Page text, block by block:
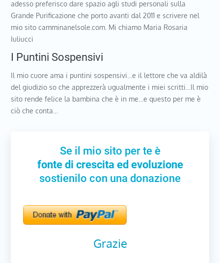
adesso preferisco dare spazio agli studi personali sulla
Grande Purificazione che porto avanti dal 2011 e scrivere nel
mio sito camminanelsole.com. Mi chiamo Maria Rosaria
Iuliucci
I Puntini Sospensivi
Il mio cuore ama i puntini sospensivi…e il lettore che va aldilà
del giudizio so che apprezzerà ugualmente i miei scritti…Il mio
sito rende felice la bambina che è in me…e questo per me è
ciò che conta…
Se il mio sito per te è
fonte di crescita ed evoluzione
sostienilo con una donazione
Grazie